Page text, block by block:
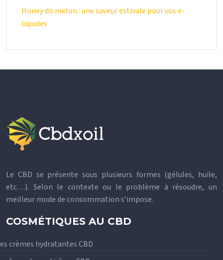
Honey do melon : une saveur estivale pour vos e-
liquides
Le CBD se présente sous plusieurs formes (gélules, huile,
etc…). Selon le contexte ou le problème à résoudre, un
meilleur mode de consommation s’impose.
COSMÉTIQUES AU CBD
crèmes hydratantes CBD